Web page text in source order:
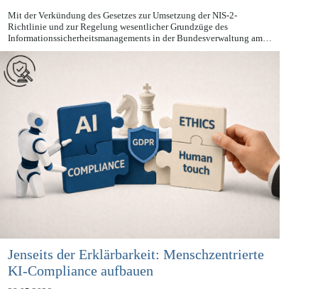
29.05.2026
Mit der Verkündung des Gesetzes zur Umsetzung der NIS-2-
Richtlinie und zur Regelung wesentlicher Grundzüge des
Informationssicherheitsmanagements in der Bundesverwaltung am…
Jenseits der Erklärbarkeit: Menschzentrierte